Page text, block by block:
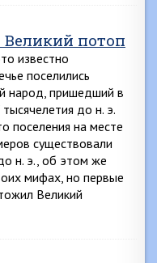
потоп
известно
поселились
народ, пришедший в
до н. э.
поселения на месте
существовали
н. э., об этом же
мифах, но первые
Великий